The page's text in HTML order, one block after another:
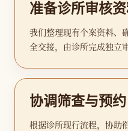
准备诊所审核
我们整理现有个案资料、
全交接，由诊所完成独立审
协调筛查与预约
根据诊所现行流程，协助